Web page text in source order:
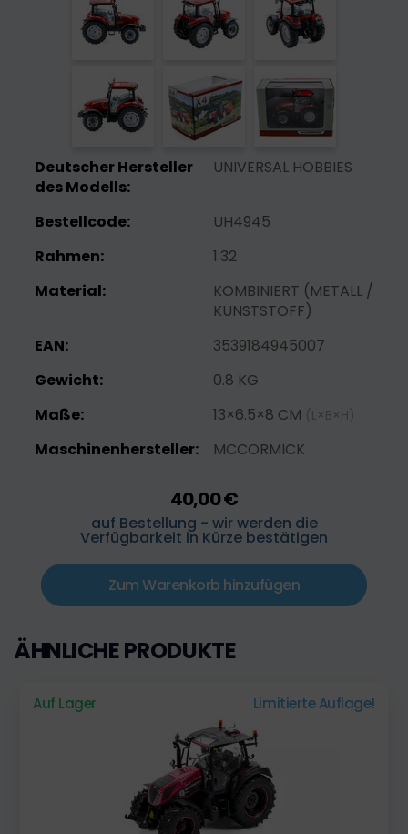
Deutscher Hersteller
des Modells:
UNIVERSAL HOBBIES
Bestellcode:
UH4945
Rahmen:
1:32
Material:
KOMBINIERT (METALL /
KUNSTSTOFF)
EAN:
3539184945007
Gewicht:
0.8 KG
Maße:
13×6.5×8 CM (L×B×H)
Maschinenhersteller: MCCORMICK
40,00 €
auf Bestellung - wir werden die
Verfügbarkeit in Kürze bestätigen
Zum Warenkorb hinzufügen
ÄHNLICHE PRODUKTE
Auf Lager Limitierte Auflage!